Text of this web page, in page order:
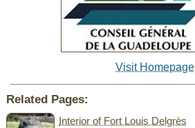
Visit Homepage
Related Pages:
Interior of Fort Louis Delgrès